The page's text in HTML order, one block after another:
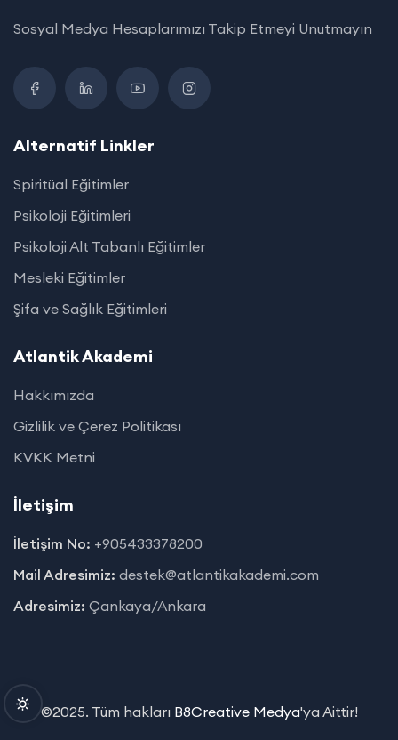
Sosyal Medya Hesaplarımızı Takip Etmeyi Unutmayın
Alternatif Linkler
Spiritüal Eğitimler
Psikoloji Eğitimleri
Psikoloji Alt Tabanlı Eğitimler
Mesleki Eğitimler
Şifa ve Sağlık Eğitimleri
Atlantik Akademi
Hakkımızda
Gizlilik ve Çerez Politikası
KVKK Metni
İletişim
İletişim No: +905433378200
Mail Adresimiz: destek@atlantikakademi.com
Adresimiz: Çankaya/Ankara
©2025. Tüm hakları B8Creative Medya'ya Aittir!